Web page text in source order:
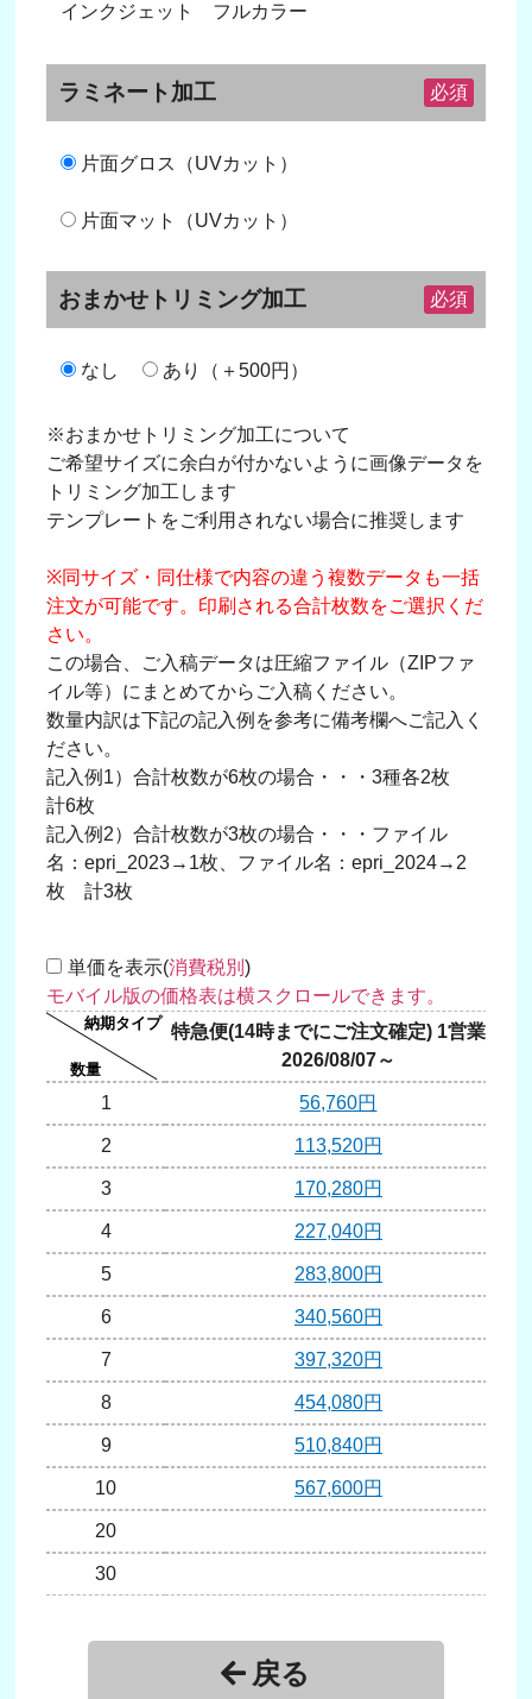
インクジェット フルカラー
ラミネート加工 必須
片面グロス（UVカット）
片面マット（UVカット）
おまかせトリミング加工 必須
なし あり（＋500円）
※おまかせトリミング加工について
ご希望サイズに余白が付かないように画像データを
トリミング加工します
テンプレートをご利用されない場合に推奨します
※同サイズ・同仕様で内容の違う複数データも一括
注文が可能です。印刷される合計枚数をご選択くだ
さい。
この場合、ご入稿データは圧縮ファイル（ZIPファ
イル等）にまとめてからご入稿ください。
数量内訳は下記の記入例を参考に備考欄へご記入く
ださい。
記入例1）合計枚数が6枚の場合・・・3種各2枚
計6枚
記入例2）合計枚数が3枚の場合・・・ファイル
名：epri_2023→1枚、ファイル名：epri_2024→2
枚 計3枚
単価を表示(消費税別)
特急便(14時までにご注文確定) 1営業日
2026/08/07～
1 56,760円
2 113,520円
3 170,280円
4 227,040円
5 283,800円
6 340,560円
7 397,320円
8 454,080円
9 510,840円
10 567,600円
20
30
戻る